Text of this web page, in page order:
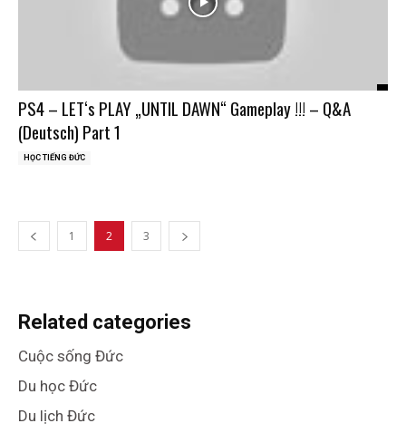
PS4 – LET‘s PLAY „UNTIL DAWN“ Gameplay !!! – Q&A
(Deutsch) Part 1
HỌC TIẾNG ĐỨC
1 2 3
Related categories
Cuộc sống Đức
Du học Đức
Du lịch Đức